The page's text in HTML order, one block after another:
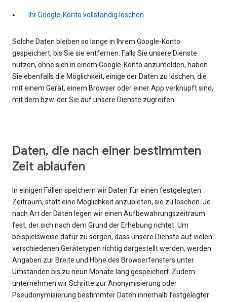
Ihr Google-Konto vollständig löschen
Solche Daten bleiben so lange in Ihrem Google-Konto
gespeichert, bis Sie sie entfernen. Falls Sie unsere Dienste
nutzen, ohne sich in einem Google-Konto anzumelden, haben
Sie ebenfalls die Möglichkeit, einige der Daten zu löschen, die
mit einem Gerät, einem Browser oder einer App verknüpft sind,
mit dem bzw. der Sie auf unsere Dienste zugreifen.
Daten, die nach einer bestimmten
Zeit ablaufen
In einigen Fällen speichern wir Daten für einen festgelegten
Zeitraum, statt eine Möglichkeit anzubieten, sie zu löschen. Je
nach Art der Daten legen wir einen Aufbewahrungszeitraum
fest, der sich nach dem Grund der Erhebung richtet. Um
beispielsweise dafür zu sorgen, dass unsere Dienste auf vielen
verschiedenen Gerätetypen richtig dargestellt werden, werden
Angaben zur Breite und Höhe des Browserfensters unter
Umständen bis zu neun Monate lang gespeichert. Zudem
unternehmen wir Schritte zur Anonymisierung oder
Pseudonymisierung bestimmter Daten innerhalb festgelegter